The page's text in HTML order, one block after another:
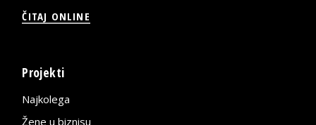
ČITAJ ONLINE
Projekti
Najkolega
Žene u biznisu